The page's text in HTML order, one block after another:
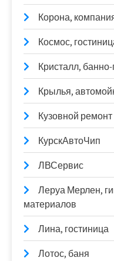
Корона,
Космос,
Кристалл,
Крылья,
Кузовной ремонт
КурскАвтоЧип
ЛВСервис
Леруа Мерлен,
материалов
Лина, гостиница
Лотос, баня